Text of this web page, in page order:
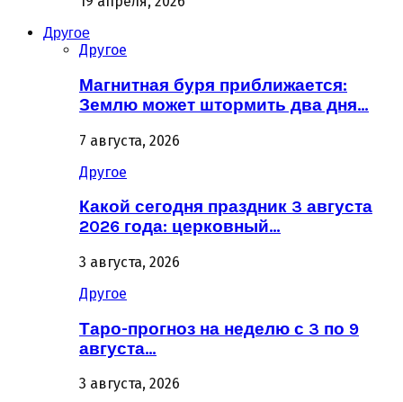
Другое
Другое
Магнитная буря приближается:
Землю может штормить два дня…
7 августа, 2026
Другое
Какой сегодня праздник 3 августа
2026 года: церковный…
3 августа, 2026
Другое
Таро-прогноз на неделю с 3 по 9
августа…
3 августа, 2026